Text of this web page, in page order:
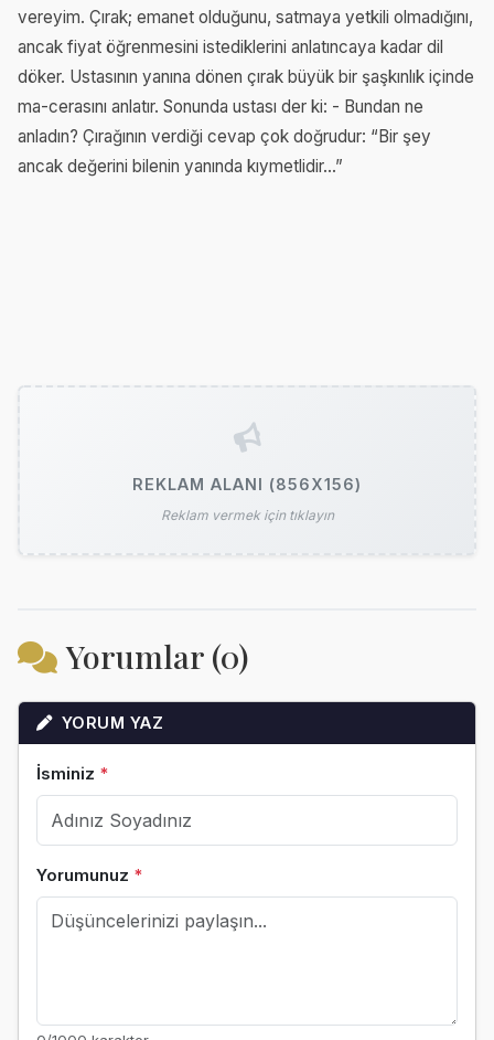
vereyim. Çırak; emanet olduğunu, satmaya yetkili olmadığını,
ancak fiyat öğrenmesini istediklerini anlatıncaya kadar dil
döker. Ustasının yanına dönen çırak büyük bir şaşkınlık içinde
ma-cerasını anlatır. Sonunda ustası der ki: - Bundan ne
anladın? Çırağının verdiği cevap çok doğrudur: “Bir şey
ancak değerini bilenin yanında kıymetlidir...”
REKLAM ALANI (856X156)
Reklam vermek için tıklayın
Yorumlar (0)
YORUM YAZ
İsminiz *
Yorumunuz *